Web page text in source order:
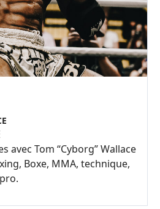
avec Tom “Cyborg” Wallace
Boxe, MMA, technique,